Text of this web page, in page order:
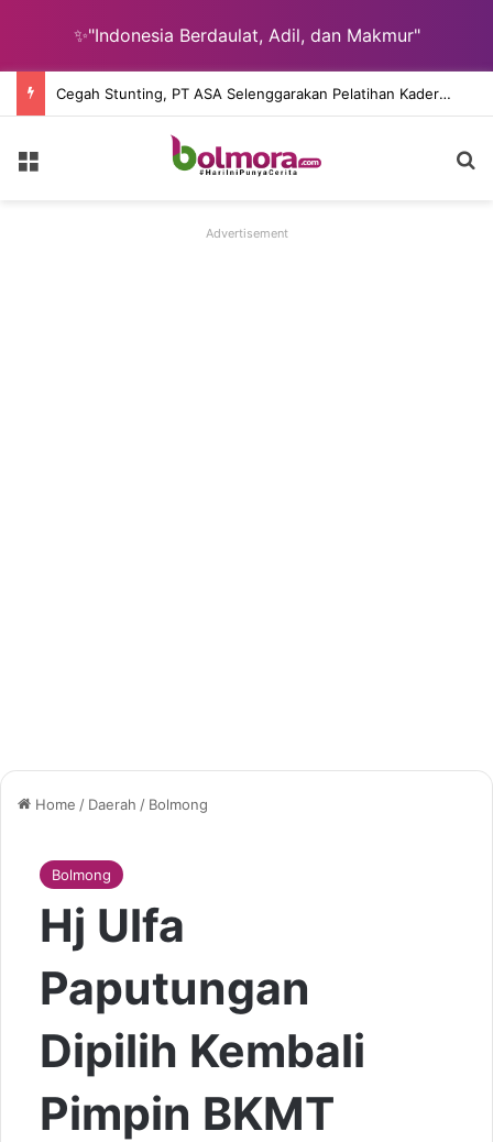
✨"Indonesia Berdaulat, Adil, dan Makmur"
Cegah Stunting, PT ASA Selenggarakan Pelatihan Kader Posyandu Desa Lingkar Tambang
Menu
Advertisement
Home / Daerah / Bolmong
Bolmong
Hj Ulfa
Paputungan
Dipilih Kembali
Pimpin BKMT